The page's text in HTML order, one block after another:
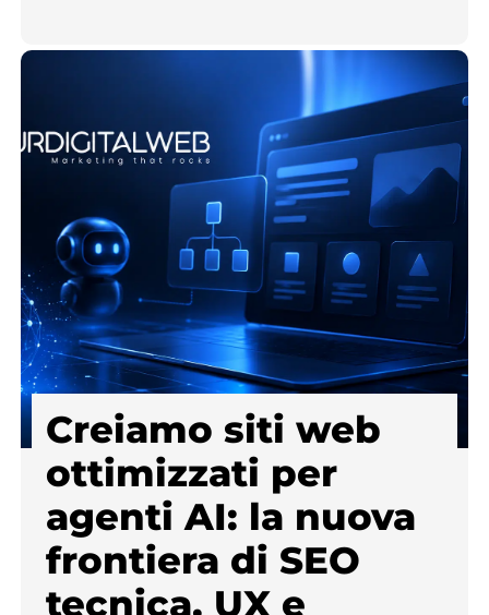
Creiamo siti web
ottimizzati per
agenti AI: la nuova
frontiera di SEO
tecnica, UX e